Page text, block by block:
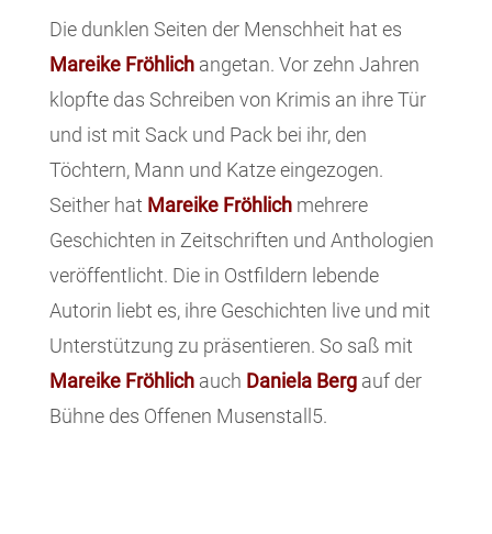
Die dunklen Seiten der Menschheit hat es
Mareike Fröhlichangetan. Vor zehn Jahren
klopfte das Schreiben von Krimis an ihre Tür
und ist mit Sack und Pack bei ihr, den
Töchtern, Mann und Katze eingezogen.
Seither hat Mareike Fröhlichmehrere
Geschichten in Zeitschriften und Anthologien
veröffentlicht. Die in Ostfildern lebende
Autorin liebt es, ihre Geschichten live und mit
Unterstützung zu präsentieren. So saß mit
Mareike Fröhlichauch Daniela Bergauf der
Bühne des Offenen Musenstall5.